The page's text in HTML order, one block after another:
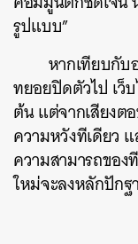
รูปแบบ”
หากเทียบกับ
ทยอยปิดตัวไป เว็
ต้น แต่จากเสียงต
ความหวังทีเดียว
ความสามารถขอ
ใหม่จะลงหลักปักฐ